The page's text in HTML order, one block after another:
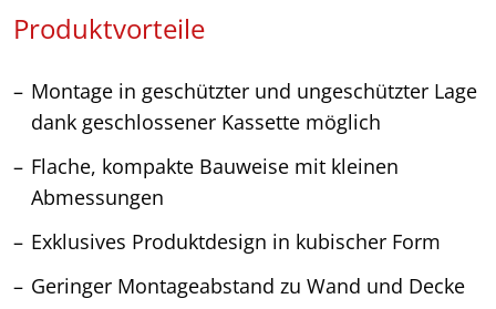
Produktvorteile
Montage in geschützter und ungeschützter Lage
dank geschlossener Kassette möglich
Flache, kompakte Bauweise mit kleinen
Abmessungen
Exklusives Produktdesign in kubischer Form
Geringer Montageabstand zu Wand und Decke